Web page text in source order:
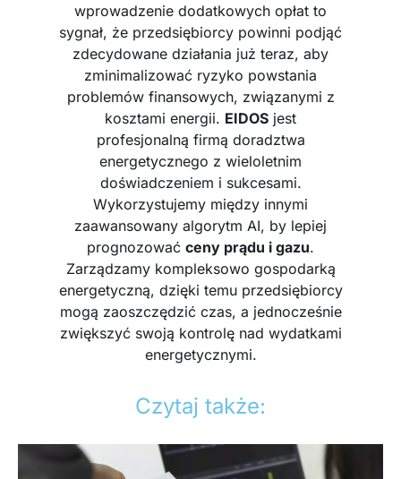
wprowadzenie dodatkowych opłat to
sygnał, że przedsiębiorcy powinni podjąć
zdecydowane działania już teraz, aby
zminimalizować ryzyko powstania
problemów finansowych, związanymi z
kosztami energii. EIDOS jest
profesjonalną firmą doradztwa
energetycznego z wieloletnim
doświadczeniem i sukcesami.
Wykorzystujemy między innymi
zaawansowany algorytm AI, by lepiej
prognozować ceny prądu i gazu.
Zarządzamy kompleksowo gospodarką
energetyczną, dzięki temu przedsiębiorcy
mogą zaoszczędzić czas, a jednocześnie
zwiększyć swoją kontrolę nad wydatkami
energetycznymi.
Czytaj także: